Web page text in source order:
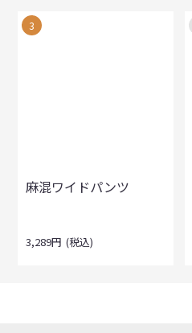
3
麻混ワイドパンツ
3,289円 (税込)